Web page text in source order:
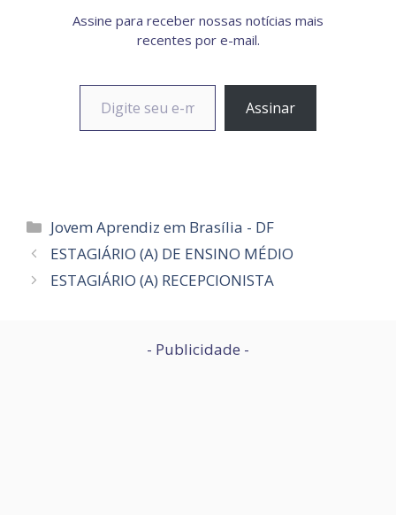
Assine para receber nossas notícias mais
recentes por e-mail.
Digite seu e-mail…
Assinar
Categorias
Jovem Aprendiz em Brasília - DF
ESTAGIÁRIO (A) DE ENSINO MÉDIO
ESTAGIÁRIO (A) RECEPCIONISTA
- Publicidade -